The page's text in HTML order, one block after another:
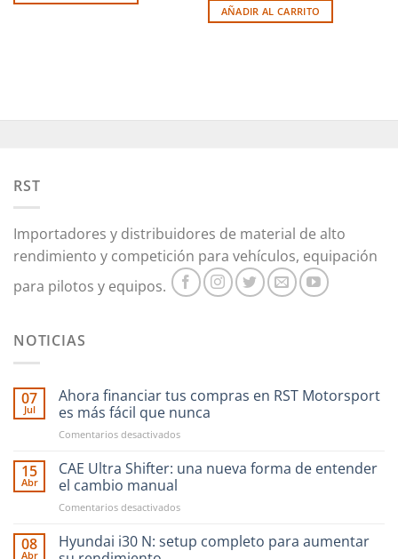
AÑADIR AL CARRITO
RST
Importadores y distribuidores de material de alto
rendimiento y competición para vehículos, equipación
para pilotos y equipos.
NOTICIAS
07
Jul
Ahora financiar tus compras en RST Motorsport
es más fácil que nunca
Comentarios desactivadosen
financiar
en
Motorsport
15
Abr
CAE Ultra Shifter: una nueva forma de entender
el cambio manual
Comentarios desactivadosen
Ultra
Shifter:
08
Abr
Hyundai i30 N: setup completo para aumentar